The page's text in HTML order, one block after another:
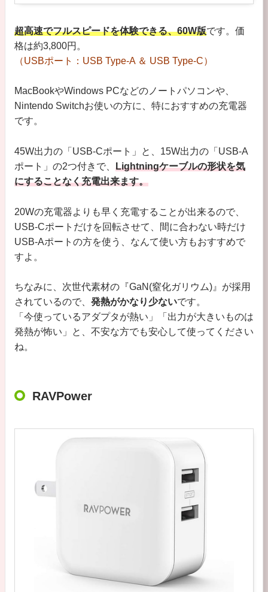
超高速でフルスピードを体験できる、60W版です。価
格は約3,800円。
（USBポート：USB Type-A ＆ USB Type-C）
MacBookやWindows PCなどのノートパソコンや、
Nintendo Switchお使いの方に、特におすすめの充電器
です。
45W出力の「USB-Cポート」と、15W出力の「USB-A
ポート」の2つ付きで、 Lightningケーブルの形状を気
にすることなく充電出来ます。
20Wの充電器よりも早く充電することが出来るので、
USB-Cポートだけを回転させて、間に合わない時だけ
USB-Aポートの方を使う、なんて使い方もおすすめで
すよ。
ちなみに、次世代素材の『GaN(窒化ガリウム)』が採用
されているので、 発熱がかなり少ないです。
「今使っているアダプタが熱い」「出力が大きいものは
発熱が怖い」と、不安な方でも安心して使ってください
ね。
RAVPower